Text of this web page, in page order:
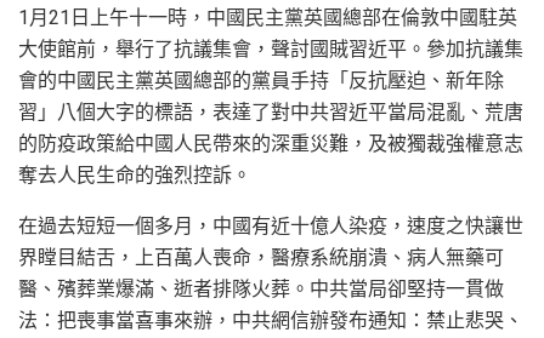
1月21日上午十一時，中國民主黨英國總部在倫敦中國駐英
大使館前，舉行了抗議集會，聲討國賊習近平。參加抗議集
會的中國民主黨英國總部的黨員手持「反抗壓迫、新年除
習」八個大字的標語，表達了對中共習近平當局混亂、荒唐
的防疫政策給中國人民帶來的深重災難，及被獨裁強權意志
奪去人民生命的強烈控訴。
在過去短短一個多月，中國有近十億人染疫，速度之快讓世
界瞠目結舌，上百萬人喪命，醫療系統崩潰、病人無藥可
醫、殯葬業爆滿、逝者排隊火葬。中共當局卻堅持一貫做
法：把喪事當喜事來辦，中共網信辦發布通知：禁止悲哭、